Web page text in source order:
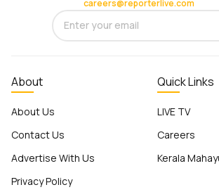
careers@reporterlive.com
About
About Us
Contact Us
Advertise With Us
Privacy Policy
Quick Links
LIVE TV
Careers
Kerala